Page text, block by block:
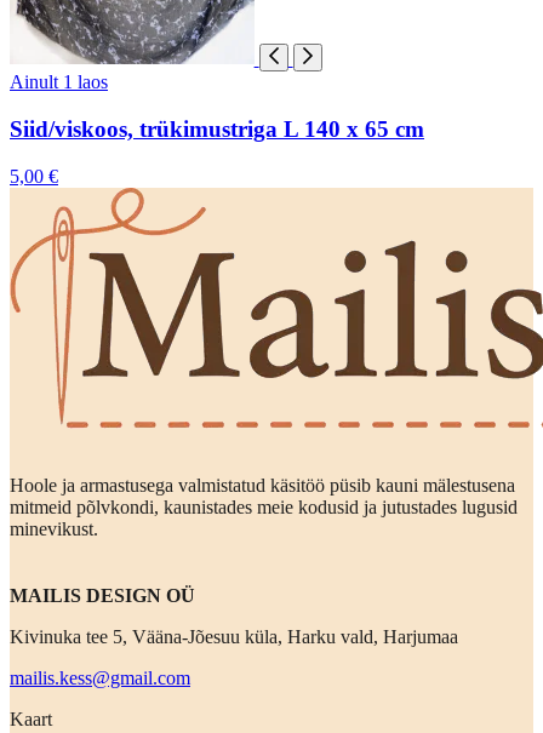
Ainult 1 laos
Siid/viskoos, trükimustriga L 140 x 65 cm
5,00 €
Hoole ja armastusega valmistatud käsitöö püsib kauni mälestusena
mitmeid põlvkondi, kaunistades meie kodusid ja jutustades lugusid
minevikust.
MAILIS DESIGN OÜ
Kivinuka tee 5, Vääna-Jõesuu küla, Harku vald, Harjumaa
mailis.kess@gmail.com
Kaart